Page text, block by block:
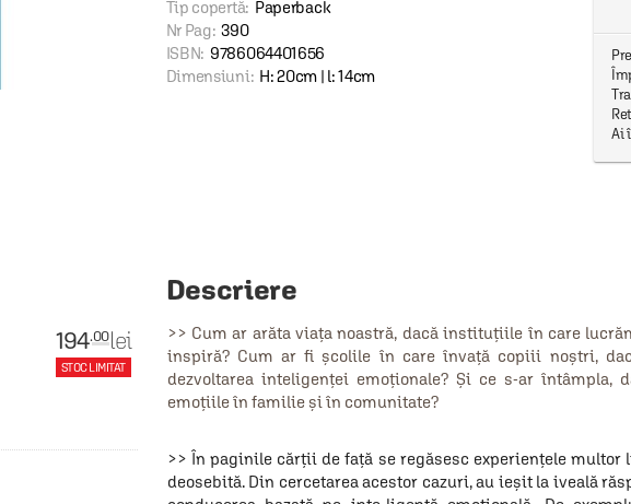
Tip copertă: Paperback
Nr Pag: 390
ISBN: 9786064401656
Dimensiuni: H: 20cm | l: 14cm
Ai
194.00lei
STOC LIMITAT
Descriere
>> Cum ar arăta viaţa noastră, dacă instituţiile în care
inspiră? Cum ar fi şcolile în care învaţă copiii noştri,
dezvoltarea inteligenţei emoţionale? Şi ce s-ar întâmpla,
emoţiile în familie şi în comunitate?
>> În paginile cărţii de faţă se regăsesc experienţele
deosebită. Din cercetarea acestor cazuri, au ieşit la iveală